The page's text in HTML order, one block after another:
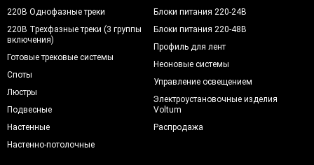
220В Однофазные треки
220В Трехфазные треки (3 группы
включения)
Готовые трековые системы
Споты
Люстры
Подвесные
Настенные
Настенно-потолочные
Блоки питания 220-24В
Блоки питания 220-48В
Профиль для лент
Неоновые системы
Управление освещением
Электроустановочные изделия
Voltum
Распродажа